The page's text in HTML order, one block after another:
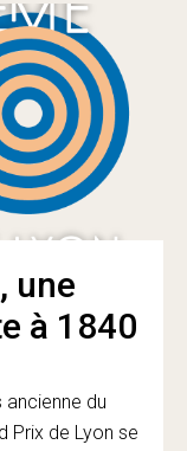
une
à 1840
ancienne du
Prix de Lyon se